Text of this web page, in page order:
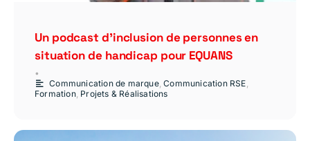
Un podcast d’inclusion de personnes en
situation de handicap pour EQUANS
•
Communication de marque,Communication RSE
Formation, Projets & Réalisations